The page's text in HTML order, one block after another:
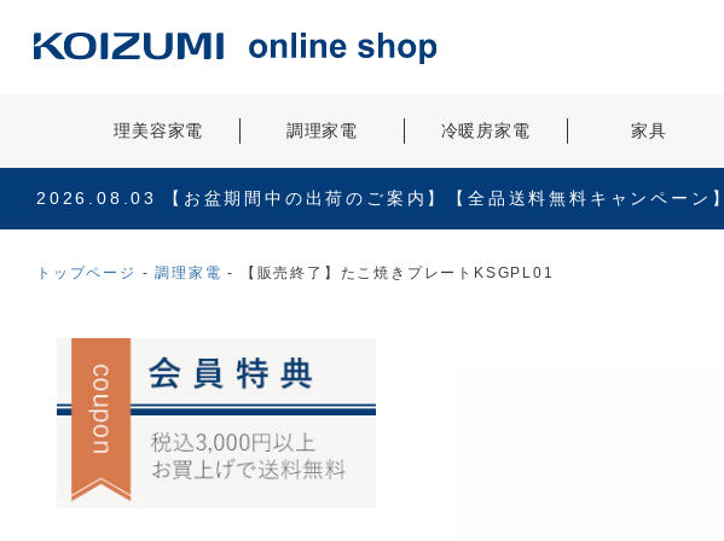
理美容家電 調理家電 冷暖房家電 家具
2026.08.03 【お盆期間中の出荷のご案内】【全品送料無料キャンペーン】
トップページ 調理家電 【販売終了】たこ焼きプレートKSGPL01